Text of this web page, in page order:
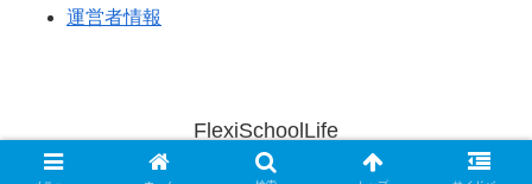
運営者情報
FlexiSchoolLife
© 2023 FlexiSchoolLife.